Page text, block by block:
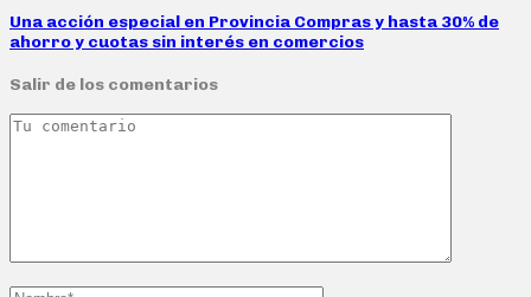
Una acción especial en Provincia Compras y hasta 30% de
ahorro y cuotas sin interés en comercios
Salir de los comentarios